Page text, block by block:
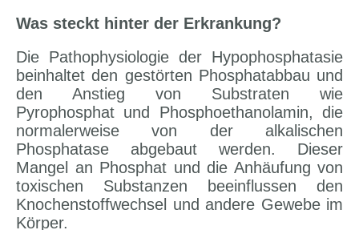
Was steckt hinter der Erkrankung?
Die Pathophysiologie der Hypophosphatasie
beinhaltet den gestörten Phosphatabbau und
den Anstieg von Substraten wie
Pyrophosphat und Phosphoethanolamin, die
normalerweise von der alkalischen
Phosphatase abgebaut werden. Dieser
Mangel an Phosphat und die Anhäufung von
toxischen Substanzen beeinflussen den
Knochenstoffwechsel und andere Gewebe im
Körper.